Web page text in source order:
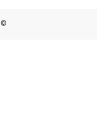
© 2025 Specs Radar